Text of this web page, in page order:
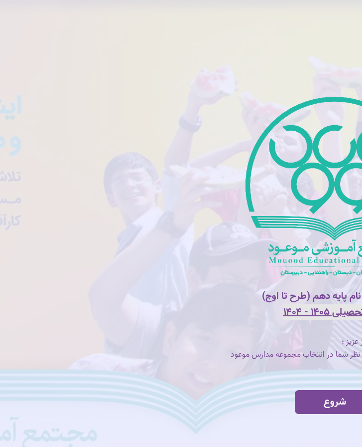
پایه دهم (طرح تا اوج)
۱۴۰۵ - ۱۴۰۴
؛
شما در انتخاب مجموعه مدارس موعود
شروع